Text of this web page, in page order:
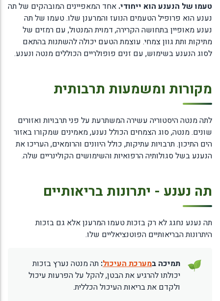
טעמו של הנענע הוא ייחודי. אחד המאפיינים המובהקים של תה
נענע הוא פרופיל הטעמים הנועז והמרענן שלו. טעמו של תה
נענע מאופיין בתחושה הקרירה, דמוית המנטול, עם רמזים של
מתיקות ותת גוון צמחי. עוצמת הטעם יכולה להשתנות בהתאם
לסוג הנענע בשימוש, עם זנים פופולריים הכוללים מנטה ונענע.
מקורות ומשמעות תרבותית
לתה מנטה היסטוריה עשירה המשתרעת על פני תרבויות ואזורים
שונים. מנטה, סוג הצמחים הכולל נענע, מאמינים שמקורו באזור
הים התיכון. תרבויות עתיקות, כולל היוונים והרומאים, העריכו את
הנענע בשל סגולותיה הרפואיות והשימושים הקולינריים שלה.
תה נענע - יתרונות בריאותיים
תה נענע נחגג לא רק בזכות טעמו המרענן אלא גם בזכות
היתרונות הבריאותיים הפוטנציאליים שלו.
תמיכה במערכת העיכול: תה מנטה נערץ בזכות
יכולתו להרגיע את הבטן, להקל על הפרעות עיכול
ולקדם את בריאות העיכול הכללית.